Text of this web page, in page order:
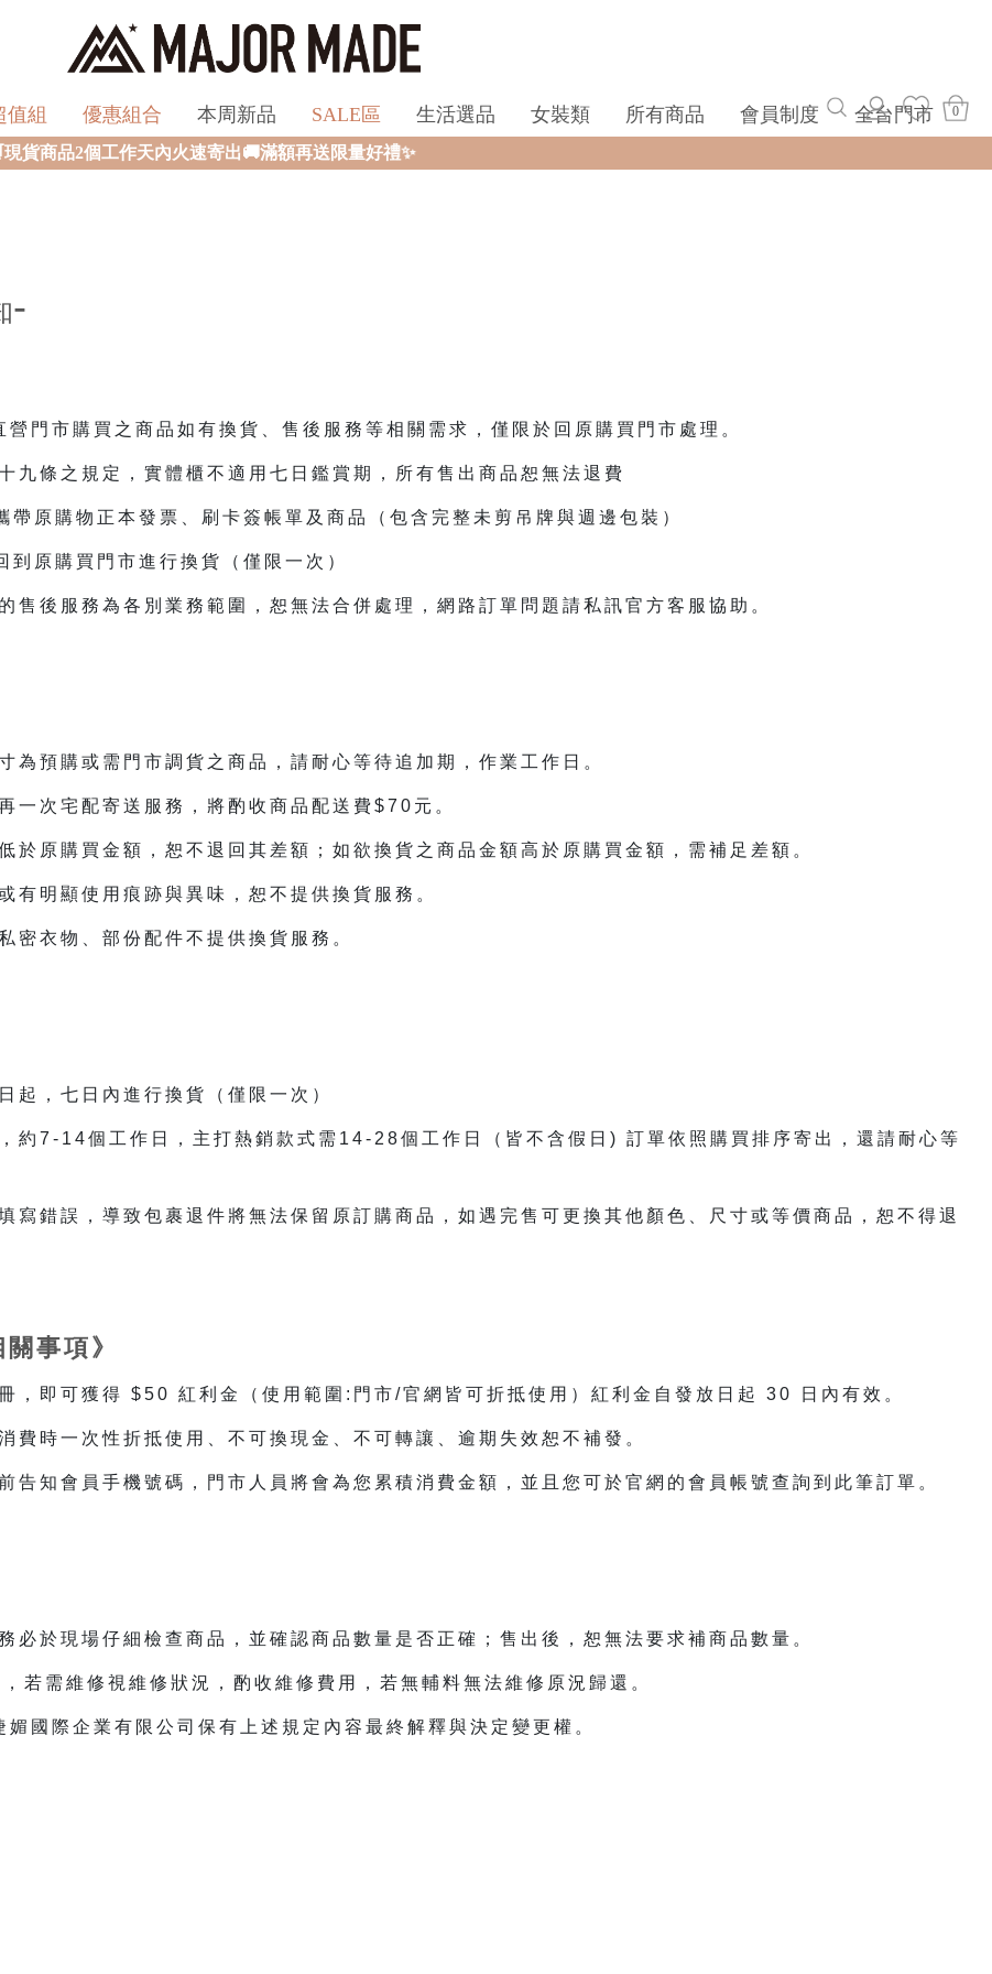
值組 優惠組合 本周新品 SALE區 生活選品 女裝類 所有商品 會員制度 全台門市 0
品2個工作天內火速寄出🚚滿額再送限量好禮✨
-
門市購買之商品如有換貨、售後服務等相關需求，僅限於回原購買門市處理。
九條之規定，實體櫃不適用七日鑑賞期，所有售出商品恕無法退費
原購物正本發票、刷卡簽帳單及商品（包含完整未剪吊牌與週邊包裝）
原購買門市進行換貨（僅限一次）
售後服務為各別業務範圍，恕無法合併處理，網路訂單問題請私訊官方客服協助。
為預購或需門市調貨之商品，請耐心等待追加期，作業工作日。
一次宅配寄送服務，將酌收商品配送費$70元。
於原購買金額，恕不退回其差額；如欲換貨之商品金額高於原購買金額，需補足差額。
有明顯使用痕跡與異味，恕不提供換貨服務。
密衣物、部份配件不提供換貨服務。
起，七日內進行換貨（僅限一次）
約7-14個工作日，主打熱銷款式需14-28個工作日（皆不含假日) 訂單依照購買排序寄出，還請耐心等
寫錯誤，導致包裹退件將無法保留原訂購商品，如遇完售可更換其他顏色、尺寸或等價商品，恕不得退
事項》
，即可獲得 $50 紅利金（使用範圍:門市/官網皆可折抵使用）紅利金自發放日起 30 日內有效。
費時一次性折抵使用、不可換現金、不可轉讓、逾期失效恕不補發。
告知會員手機號碼，門市人員將會為您累積消費金額，並且您可於官網的會員帳號查詢到此筆訂單。
必於現場仔細檢查商品，並確認商品數量是否正確；售出後，恕無法要求補商品數量。
若需維修視維修狀況，酌收維修費用，若無輔料無法維修原況歸還。
國際企業有限公司保有上述規定內容最終解釋與決定變更權。